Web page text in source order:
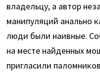
владельцу, а автор
манипуляций анально
люди были наивные.
на месте найденных
пригласили